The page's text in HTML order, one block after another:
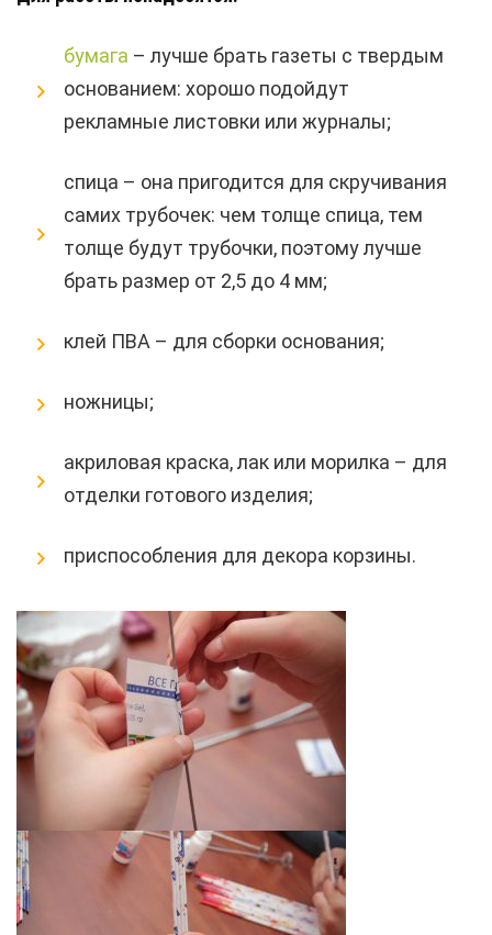
бумага – лучше брать газеты с твердым
основанием: хорошо подойдут
рекламные листовки или журналы;
спица – она пригодится для скручивания
самих трубочек: чем толще спица, тем
толще будут трубочки, поэтому лучше
брать размер от 2,5 до 4 мм;
клей ПВА – для сборки основания;
ножницы;
акриловая краска, лак или морилка – для
отделки готового изделия;
приспособления для декора корзины.